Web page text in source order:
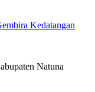
Kedatangan
Natuna